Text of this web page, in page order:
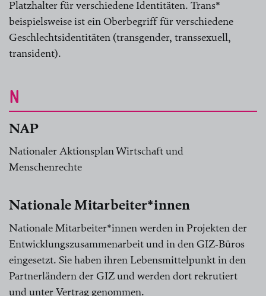
Platzhalter für verschiedene Identitäten. Trans*
beispielsweise ist ein Oberbegriff für verschiedene
Geschlechtsidentitäten (transgender, transsexuell,
transident).
N
NAP
Nationaler Aktionsplan Wirtschaft und
Menschenrechte
Nationale Mitarbeiter*innen
Nationale Mitarbeiter*innen werden in Projekten der
Entwicklungszusammenarbeit und in den GIZ-Büros
eingesetzt. Sie haben ihren Lebensmittelpunkt in den
Partnerländern der GIZ und werden dort rekrutiert
und unter Vertrag genommen.